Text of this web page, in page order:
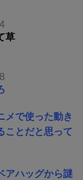
草
メで使った動き
ことだと思って
アハッグから謎